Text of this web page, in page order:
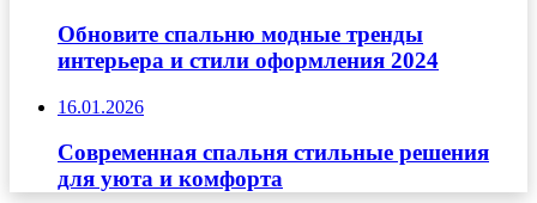
Обновите спальню модные тренды
интерьера и стили оформления 2024
16.01.2026
Современная спальня стильные решения
для уюта и комфорта